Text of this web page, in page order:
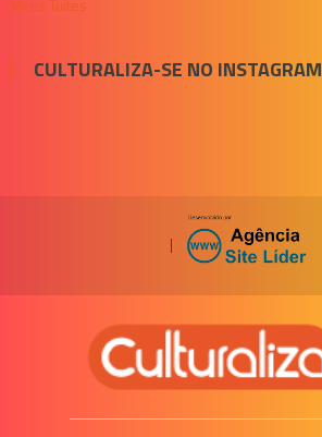
Meus Tuítes
CULTURALIZA-SE NO INSTAGRAM
|